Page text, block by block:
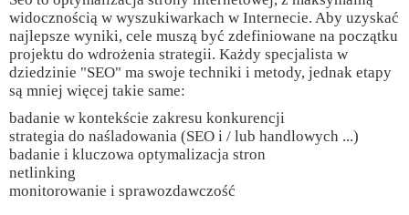
widocznością w wyszukiwarkach w Internecie. Aby uzyskać
najlepsze wyniki, cele muszą być zdefiniowane na początku
projektu do wdrożenia strategii. Każdy specjalista w
dziedzinie "SEO" ma swoje techniki i metody, jednak etapy
są mniej więcej takie same:
badanie w kontekście zakresu konkurencji
strategia do naśladowania (SEO i / lub handlowych ...)
badanie i kluczowa optymalizacja stron
netlinking
monitorowanie i sprawozdawczość